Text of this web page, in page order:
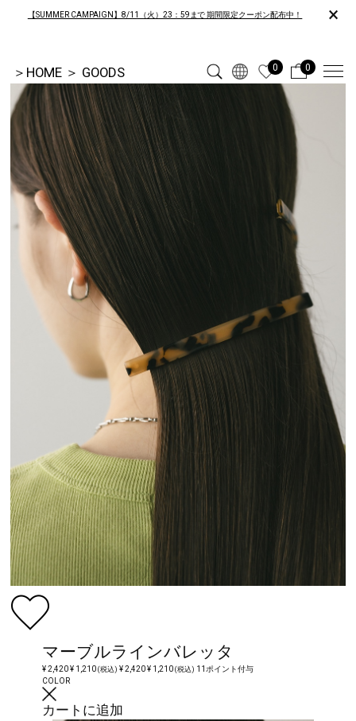
【SUMMER CAMPAIGN】8/11（火）23：59まで 期間限定クーポン配布中！ ×
＞ HOME ＞ GOODS 0 0
マーブルラインバレッタ
¥ 2,420¥ 1,210(税込) ¥ 2,420¥ 1,210(税込) 11ポイント付与
COLOR
カートに追加